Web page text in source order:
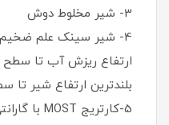
3- شیر مخلوط دوش
4- شیر سینک علم ضخیم بلند :
ارتفاع ریزش آب تا سطح سینک 29
بلندترین ارتفاع شیر تا سطح